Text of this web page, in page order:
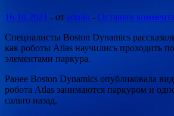
16.10.2021 - от admin - Оставьте
Специалисты Boston Dynamics
как роботы Atlas научились проходить
элементами паркура.
Ранее Boston Dynamics опубликовала
робота Atlas занимаются паркуром и
сальто назад.